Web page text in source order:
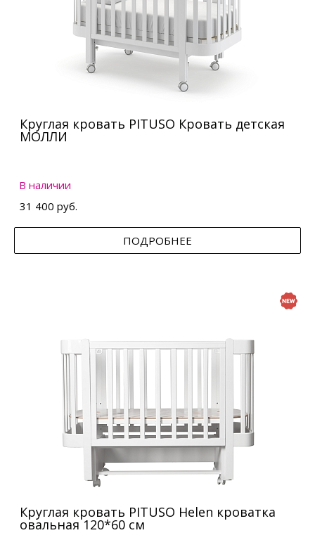
Круглая кровать PITUSO Кровать детская
МОЛЛИ
В наличии
31 400 руб.
ПОДРОБНЕЕ
Круглая кровать PITUSO Helen кроватка
овальная 120*60 см